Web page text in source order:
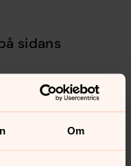
Om
sidans